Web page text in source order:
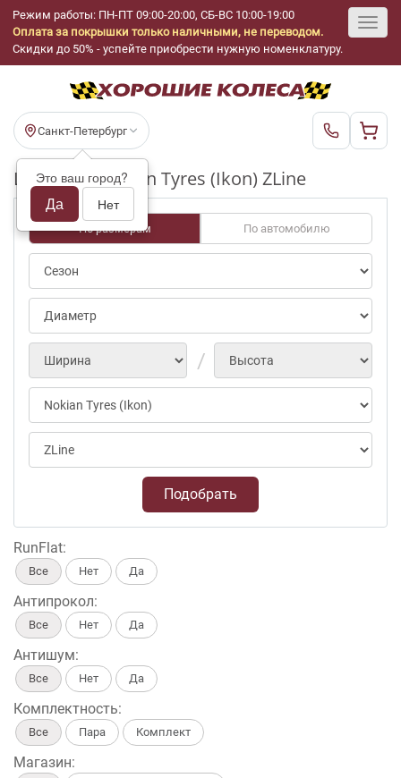
Режим работы: ПН-ПТ 09:00-20:00, СБ-ВС 10:00-19:00
Оплата за покрышки только наличными, не переводом.
Скидки до 50% - успейте приобрести нужную номенклатуру.
Санкт-Петербург
Это ваш город?
Да Нет
Шины бу Nokian Tyres (Ikon) ZLine
По размерам По автомобилю
Подобрать
RunFlat:
Все Нет Да
Антипрокол:
Все Нет Да
Антишум:
Все Нет Да
Комплектность:
Все Пара Комплект
Магазин: